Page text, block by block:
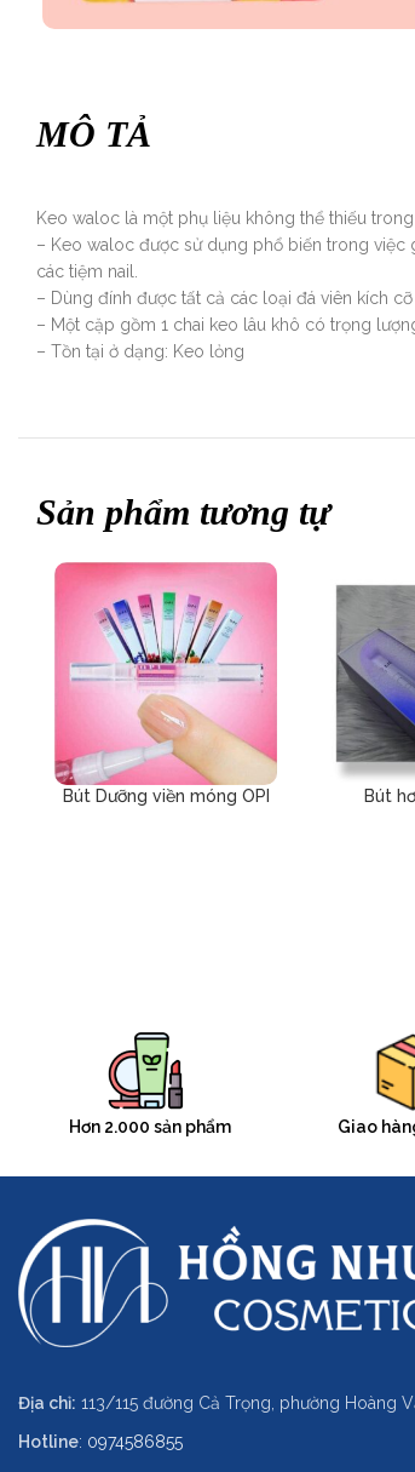
MÔ TẢ
Keo waloc là một phụ liệu không thể thiếu
– Keo waloc được sử dụng phổ biến trong việc
các tiệm nail.
– Dùng đính được tất cả các loại đá viên kích
– Một cặp gồm 1 chai keo lâu khô có trọng
– Tồn tại ở dạng: Keo lỏng
Sản phẩm tương tự
Bút Dưỡng viền móng OPI Bút
Hơn 2.000 sản phẩm Giao
Địa chỉ: 113/115 đường Cả Trọng, phường Hoàng
Hotline: 0974586855